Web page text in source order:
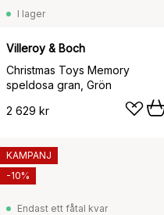
I lager
Villeroy & Boch
Christmas Toys Memory
speldosa gran, Grön
2 629 kr
Endast ett fåtal kvar
KAMPANJ
-10%